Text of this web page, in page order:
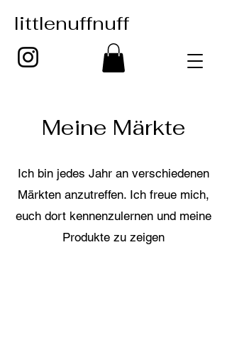
littlenuffnuff
Meine Märkte
Ich bin jedes Jahr an verschiedenen
Märkten anzutreffen. Ich freue mich,
euch dort kennenzulernen und meine
Produkte zu zeigen